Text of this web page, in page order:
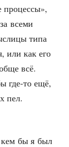
про­цес­сы»,
все­ми
типа
или как его
всё.
где-то ещё,
пел.
кем бы я был